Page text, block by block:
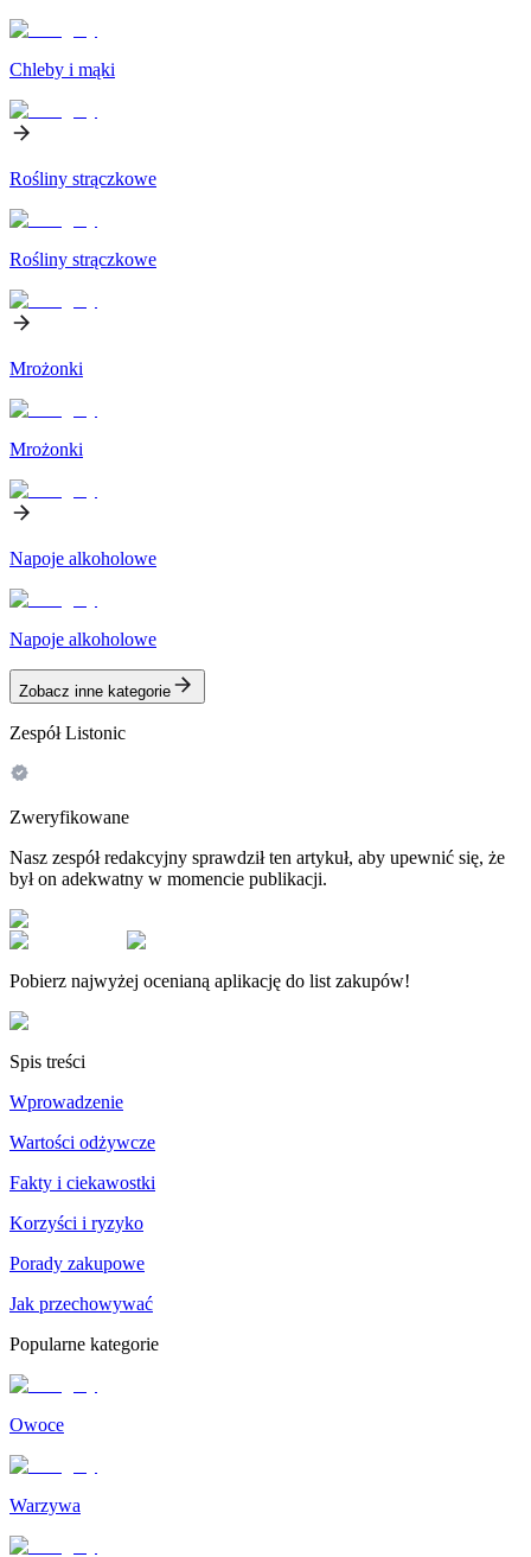
Chleby i mąki
Rośliny strączkowe
Rośliny strączkowe
Mrożonki
Mrożonki
Napoje alkoholowe
Napoje alkoholowe
Zobacz inne kategorie
Zespół Listonic
Zweryfikowane
Nasz zespół redakcyjny sprawdził ten artykuł, aby upewnić się, że
był on adekwatny w momencie publikacji.
Pobierz najwyżej ocenianą aplikację do list zakupów!
Spis treści
Wprowadzenie
Wartości odżywcze
Fakty i ciekawostki
Korzyści i ryzyko
Porady zakupowe
Jak przechowywać
Popularne kategorie
Owoce
Warzywa